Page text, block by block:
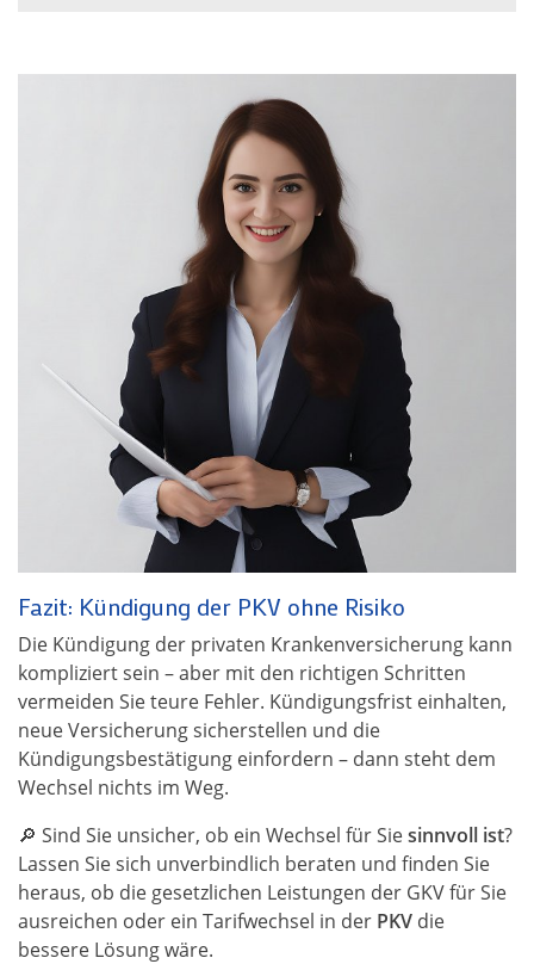
Fazit: Kündigung der PKV ohne Risiko
Die Kündigung der privaten Krankenversicherung kann
kompliziert sein – aber mit den richtigen Schritten
vermeiden Sie teure Fehler. Kündigungsfrist einhalten,
neue Versicherung sicherstellen und die
Kündigungsbestätigung einfordern – dann steht dem
Wechsel nichts im Weg.
🔎 Sind Sie unsicher, ob ein Wechsel für Siesinnvoll ist?
Lassen Sie sich unverbindlich beraten und finden Sie
heraus, ob die gesetzlichen Leistungen der GKV für Sie
ausreichen oder ein Tarifwechsel in der PKV die
bessere Lösung wäre.